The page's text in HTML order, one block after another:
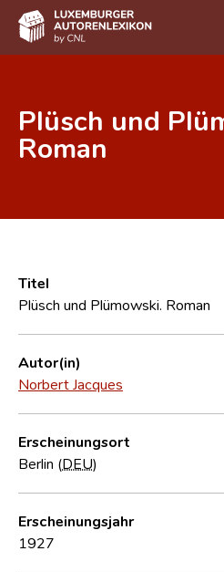
DE
Häufige Fragen und
CNL
Forschungsgruppe
Kontakt
Plüsch und
Roman
Titel
Plüsch und Plümowski. Roman
Autor(in)
Norbert Jacques
Erscheinungsort
Berlin (DEU)
Erscheinungsjahr
1927